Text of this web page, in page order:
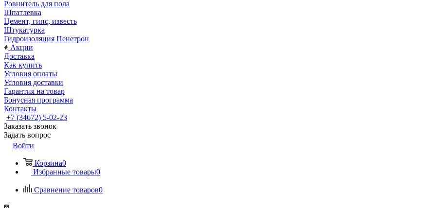
Ровнитель для пола
Шпатлевка
Цемент, гипс, известь
Штукатурка
Гидроизоляция Пенетрон
Акции
Доставка
Как купить
Условия оплаты
Условия доставки
Гарантия на товар
Бонусная программа
Контакты
+7 (34672) 5-02-23
Заказать звонок
Задать вопрос
Войти
Корзина0
Избранные товары0
Сравнение товаров0